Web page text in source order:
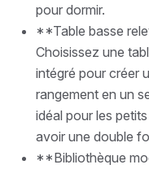
pour dormir.
**Table basse
Choisissez une
intégré pour créer
rangement en un
idéal pour les
avoir une double
**Bibliothèque